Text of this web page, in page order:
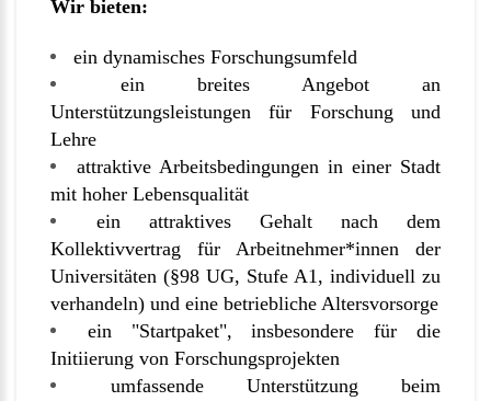
Wir bieten:
ein dynamisches Forschungsumfeld
ein breites Angebot an
Unterstützungsleistungen für Forschung und
Lehre
attraktive Arbeitsbedingungen in einer Stadt
mit hoher Lebensqualität
ein attraktives Gehalt nach dem
Kollektivvertrag für Arbeitnehmer*innen der
Universitäten (§98 UG, Stufe A1, individuell zu
verhandeln) und eine betriebliche Altersvorsorge
ein "Startpaket", insbesondere für die
Initiierung von Forschungsprojekten
umfassende Unterstützung beim